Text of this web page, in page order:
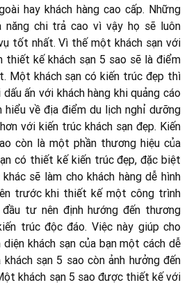
hay khách hàng cao cấp. Những
năng chi trả cao vì vậy họ sẽ luôn
tốt nhất. Vì thế một khách sạn với
thiết kế khách sạn 5 sao sẽ là điểm
Một khách sạn có kiến trúc đẹp thì
ấn với khách hàng khi quảng cáo
hiểu về địa điểm du lịch nghỉ dưỡng
với kiến trúc khách sạn đẹp. Kiến
còn là một phần thương hiệu của
có thiết kế kiến trúc đẹp, đặc biệt
sẽ làm cho khách hàng dễ hình
trước khi thiết kế một công trình
đầu tư nên định hướng đến thương
trúc độc đáo. Việc này giúp cho
khách sạn của bạn một cách dễ
sạn 5 sao còn ảnh hưởng đến
khách sạn 5 sao được thiết kế với